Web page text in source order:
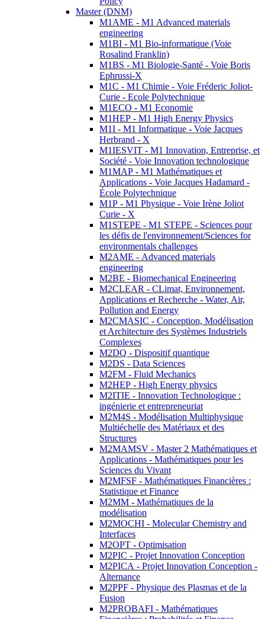
Master (DNM)
M1AME - M1 Advanced materials
engineering
M1BI - M1 Bio-informatique (Voie
Rosalind Franklin)
M1BS - M1 Biologie-Santé - Voie Boris
Ephrussi-X
M1C - M1 Chimie - Voie Fréderic Joliot-
Curie - Ecole Polytechnique
M1ECO - M1 Economie
M1HEP - M1 High Energy Physics
M1I - M1 Informatique - Voie Jacques
Herbrand - X
M1IESVIT - M1 Innovation, Entreprise, et
Société - Voie Innovation technologique
M1MAP - M1 Mathématiques et
Applications - Voie Jacques Hadamard -
École Polytechnique
M1P - M1 Physique - Voie Irène Joliot
Curie - X
M1STEPE - M1 STEPE - Sciences pour
les défis de l'environnement/Sciences for
environmentals challenges
M2AME - Advanced materials
engineering
M2BE - Biomechanical Engineering
M2CLEAR - CLimat, Environnement,
Applications et Recherche - Water, Air,
Pollution and Energy
M2CMASIC - Conception, Modélisation
et Architecture des Systèmes Industriels
Complexes
M2DQ - Dispositif quantique
M2DS - Data Sciences
M2FM - Fluid Mechanics
M2HEP - High Energy physics
M2ITIE - Innovation Technologique :
ingénierie et entrepreneuriat
M2M4S - Modélisation Multiphysique
Multiéchelle des Matériaux et des
Structures
M2MAMSV - Master 2 Mathématiques et
Applications - Mathématiques pour les
Sciences du Vivant
M2MFSF - Mathématiques Financières :
Statistique et Finance
M2MM - Mathématiques de la
modélisation
M2MOCHI - Molecular Chemistry and
Interfaces
M2OPT - Optimisation
M2PIC - Projet Innovation Conception
M2PICA - Projet Innovation Conception -
Alternance
M2PPF - Physique des Plasmas et de la
Fusion
M2PROBAFI - Mathématiques